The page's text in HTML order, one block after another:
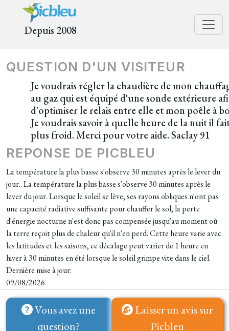
Depuis 2008
QUESTION D'UN VISITEUR
Je voudrais régler la chaudière de mon
au gaz qui est équipé d'une sonde extérieure
d'optimiser le relais entre elle et mon poêle à
Je voudrais savoir à quelle heure de la nuit il
plus froid. Merci pour votre aide. Saclay 91
REPONSE DE PICBLEU
La température la plus basse s'observe 30 minutes après le lever du
jour.. La température la plus basse s'observe 30 minutes après le
lever du jour. Lorsque le soleil se lève, ses rayons obliques n'ont pas
une capacité radiative suffisante pour chauffer le sol, la perte
d'énergie nocturne n'est donc pas compensée jusqu'au moment où
la terre reçoit plus de chaleur qu'il n'en perd. Cette heure varie avec
les latitudes et les saisons, ce décalage peut varier de 1 heure en
hiver à 30 minutes en été lorsque le soleil grimpe vite dans le ciel.
Dernière mise à jour:
09/08/2026
Vous avez une
question?
Laisser un avis sur
Picbleu